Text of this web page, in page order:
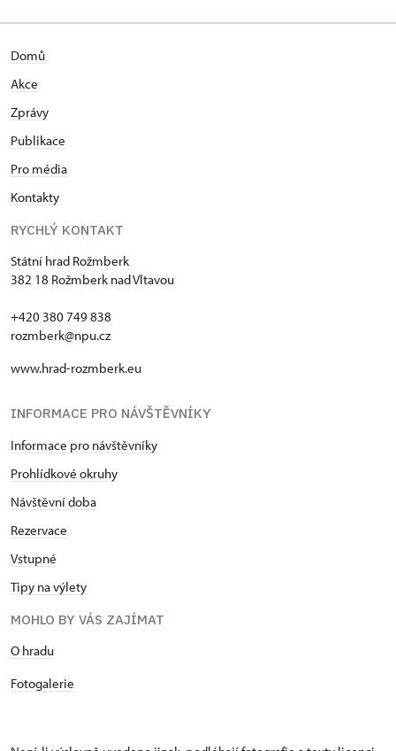
Domů
Akce
Zprávy
Publikace
Pro média
Kontakty
RYCHLÝ KONTAKT
Státní hrad Rožmberk
382 18 Rožmberk nad Vltavou
+420 380 749 838
rozmberk@npu.cz
www.hrad-rozmberk.eu
INFORMACE PRO NÁVŠTĚVNÍKY
Informace pro návštěvníky
Prohlídkové okruhy
Návštěvní doba
Rezervace
Vstupné
Tipy na výlety
MOHLO BY VÁS ZAJÍMAT
O hradu
Fotogalerie